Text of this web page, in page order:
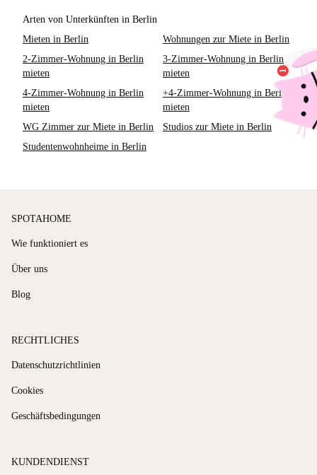
Arten von Unterkünften in Berlin
Mieten in Berlin
Wohnungen zur Miete in Berlin
2-Zimmer-Wohnung in Berlin
mieten
3-Zimmer-Wohnung in Berlin
mieten
4-Zimmer-Wohnung in Berlin
mieten
+4-Zimmer-Wohnung in Berlin
mieten
WG Zimmer zur Miete in Berlin
Studios zur Miete in Berlin
Studentenwohnheime in Berlin
SPOTAHOME
Wie funktioniert es
Über uns
Blog
RECHTLICHES
Datenschutzrichtlinien
Cookies
Geschäftsbedingungen
KUNDENDIENST